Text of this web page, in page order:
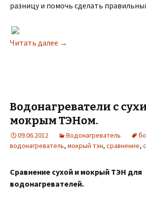
разницу и помочь сделать
Читать далее Сухой и мокрый ТЭН. В
→
Водонагреватели с
мокрым ТЭНом.
09.06.2012 Водонагреватель
водонагреватель, мокрый тэн, сравнение,
Сравнение сухой и мокрый ТЭН для
водонагревателей.